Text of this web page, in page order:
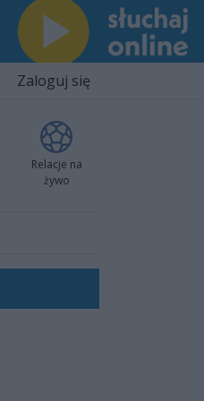
Zaloguj się
Relacje na
żywo